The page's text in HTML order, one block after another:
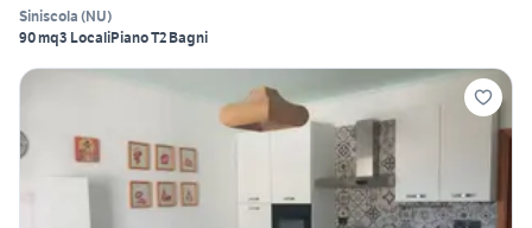
Siniscola (NU)
90 mq3 LocaliPiano T2 Bagni